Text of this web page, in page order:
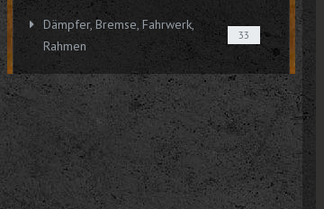
Dämpfer, Bremse, Fahrwerk,
Rahmen
33